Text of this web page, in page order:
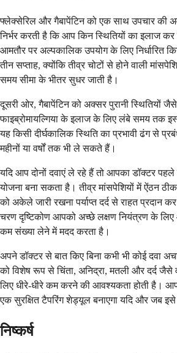
फ्लेक्सेरिल और गैबापेंटिन को एक साथ उपचार की
निर्भर करती है कि आप किन स्थितियों का इलाज
आमतौर पर अल्पकालिक उपयोग के लिए निर्धारित
तीन सप्ताह, क्योंकि तीव्र चोटों से होने वाली
समय सीमा के भीतर सुधर जाती है।
दूसरी ओर, गैबापेंटिन को अक्सर पुरानी स्थितियों जैसे
फाइब्रोमायल्गिया के इलाज के लिए लंबे समय तक
यह किसी दीर्घकालिक स्थिति का प्रभावी ढंग से
महीनों या वर्षों तक भी ले सकते हैं।
यदि आप दोनों दवाएं ले रहे हैं तो आपका डॉक्टर
योजना बना सकता है। तीव्र मांसपेशियों में ऐंठन
को अकेले जारी रखना पर्याप्त दर्द से राहत प्रदान
चरण दृष्टिकोण आपको अच्छे लक्षण नियंत्रण के
कम संख्या लेने में मदद करता है।
अपने डॉक्टर से बात किए बिना कभी भी कोई दवा
को विशेष रूप से चिंता, अनिद्रा, मतली और दर्द
लिए धीरे-धीरे कम करने की आवश्यकता होती है।
एक सुरक्षित टैपरिंग शेड्यूल बनाएगा यदि और जब
निष्कर्ष